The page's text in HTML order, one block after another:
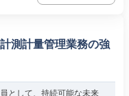
測計量管理業務の強
として、持続可能な未来